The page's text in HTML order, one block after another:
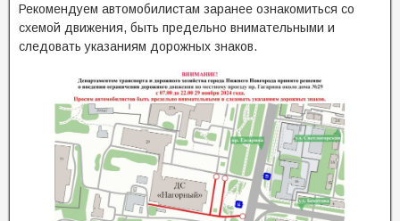
Рекомендуем автомобилистам заранее ознакомиться со
схемой движения, быть предельно внимательными и
следовать указаниям дорожных знаков.